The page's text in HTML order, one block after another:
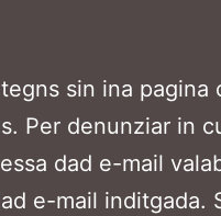
sin ina pagina
Per denunziar in
dad e-mail
e-mail inditgada.